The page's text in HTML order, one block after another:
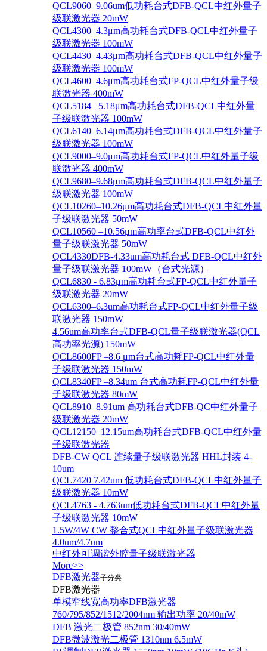
QCL9060–9.06um低功耗台式DFB-QCL中红外量子
级联激光器 20mW
QCL4300–4.3μm高功耗台式DFB-QCL中红外量子
级联激光器 100mW
QCL4430–4.43μm高功耗台式DFB-QCL中红外量子
级联激光器 100mW
QCL4600–4.6μm高功耗台式FP-QCL中红外量子级
联激光器 400mW
QCL5184 –5.18μm高功耗台式DFB-QCL中红外量
子级联激光器 100mW
QCL6140–6.14μm高功耗台式DFB-QCL中红外量子
级联激光器 100mW
QCL9000–9.0μm高功耗台式FP-QCL中红外量子级
联激光器 400mW
QCL9680–9.68μm高功耗台式DFB-QCL中红外量子
级联激光器 100mW
QCL10260–10.26μm高功耗台式DFB-QCL中红外量
子级联激光器 50mW
QCL10560 –10.56μm高功率台式DFB-QCL中红外
量子级联激光器 50mW
QCL4330DFB-4.33um高功耗台式 DFB-QCL中红外
量子级联激光器 100mW（台式光源）
QCL6830 - 6.83μm高功耗台式FP-QCL中红外量子
级联激光器 20mW
QCL6300–6.3um高功耗台式FP-QCL中红外量子级
联激光器 150mW
4.56um高功率台式DFB-QCL量子级联激光器(QCL
高功率光源) 150mW
QCL8600FP –8.6 μm台式高功耗FP-QCL中红外量
子级联激光器 150mW
QCL8340FP –8.34um 台式高功耗FP-QCL中红外量
子级联激光器 80mW
QCL8910–8.91um 高功耗台式DFB-QC中红外量子
级联激光器 20mW
QCL12150–12.15um高功耗台式DFB-QCL中红外量
子级联激光器
DFB-CW QCL 连续量子级联激光器 HHL封装 4-
10um
QCL7420 7.42um 低功耗台式DFB-QCL中红外量子
级联激光器 10mW
QCL4763 - 4.763um低功耗台式DFB-QCL中红外量
子级联激光器 10mW
1.5W/4W CW 整合式QCL中红外量子级联激光器
4.0um/4.7um
中红外可调谐外腔量子级联激光器
More>>
DFB激光器子分类
DFB激光器
单模窄线宽高功率DFB激光器
760/795/852/1512/2004nm 输出功率 20/40mW
DFB 激光二极管 852nm 30/40mW
DFB微波激光二极管 1310nm 6.5mW